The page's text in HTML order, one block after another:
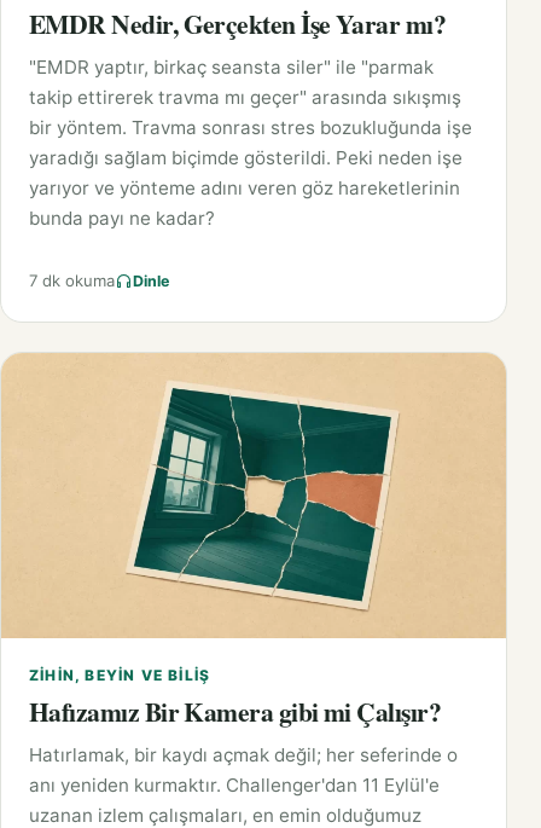
EMDR Nedir, Gerçekten İşe Yarar mı?
"EMDR yaptır, birkaç seansta siler" ile "parmak
takip ettirerek travma mı geçer" arasında sıkışmış
bir yöntem. Travma sonrası stres bozukluğunda işe
yaradığı sağlam biçimde gösterildi. Peki neden işe
yarıyor ve yönteme adını veren göz hareketlerinin
bunda payı ne kadar?
7 dk okuma Dinle
ZIHIN, BEYIN VE BILIŞ
Hafızamız Bir Kamera gibi mi Çalışır?
Hatırlamak, bir kaydı açmak değil; her seferinde o
anı yeniden kurmaktır. Challenger'dan 11 Eylül'e
uzanan izlem çalışmaları, en emin olduğumuz